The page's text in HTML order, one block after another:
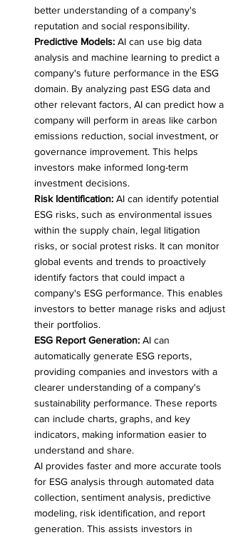
better understanding of a company's
reputation and social responsibility.
Predictive Models: AI can use big data
analysis and machine learning to predict a
company's future performance in the ESG
domain. By analyzing past ESG data and
other relevant factors, AI can predict how a
company will perform in areas like carbon
emissions reduction, social investment, or
governance improvement. This helps
investors make informed long-term
investment decisions.
Risk Identification: AI can identify potential
ESG risks, such as environmental issues
within the supply chain, legal litigation
risks, or social protest risks. It can monitor
global events and trends to proactively
identify factors that could impact a
company's ESG performance. This enables
investors to better manage risks and adjust
their portfolios.
ESG Report Generation: AI can
automatically generate ESG reports,
providing companies and investors with a
clearer understanding of a company's
sustainability performance. These reports
can include charts, graphs, and key
indicators, making information easier to
understand and share.
AI provides faster and more accurate tools
for ESG analysis through automated data
collection, sentiment analysis, predictive
modeling, risk identification, and report
generation. This assists investors in